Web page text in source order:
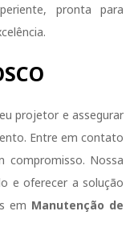
pronta para
projetor e assegurar
Entre em contato
compromisso. Nossa
e oferecer a solução
em Manutenção de